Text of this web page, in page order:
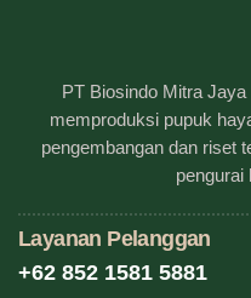
PT Biosindo Mitra
memproduksi pupuk
pengembangan dan riset
pengurai
Layanan Pelanggan
+62 852 1581 5881